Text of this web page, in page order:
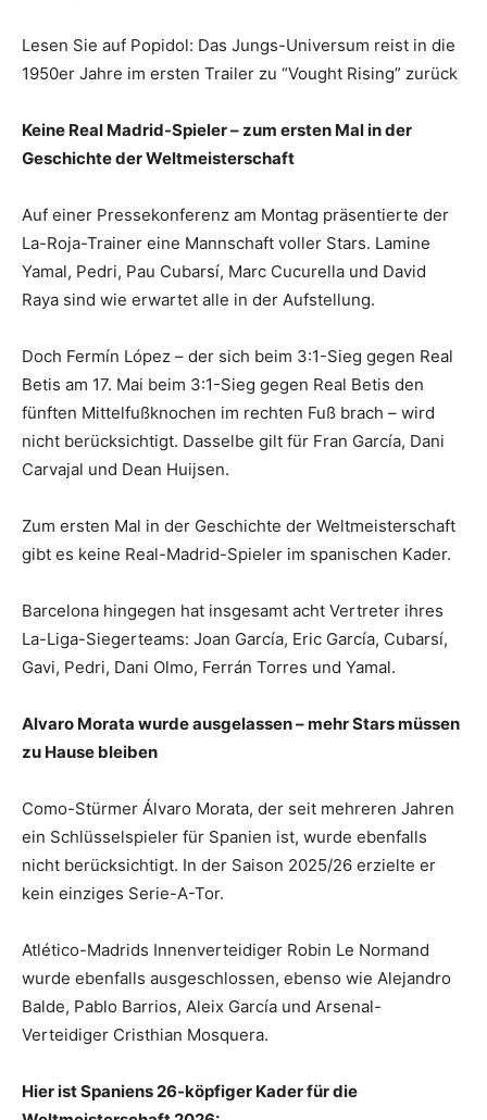
Lesen Sie auf Popidol: Das Jungs-Universum reist in die
1950er Jahre im ersten Trailer zu “Vought Rising” zurück
Keine Real Madrid-Spieler – zum ersten Mal in der
Geschichte der Weltmeisterschaft
Auf einer Pressekonferenz am Montag präsentierte der
La-Roja-Trainer eine Mannschaft voller Stars. Lamine
Yamal, Pedri, Pau Cubarsí, Marc Cucurella und David
Raya sind wie erwartet alle in der Aufstellung.
Doch Fermín López – der sich beim 3:1-Sieg gegen Real
Betis am 17. Mai beim 3:1-Sieg gegen Real Betis den
fünften Mittelfußknochen im rechten Fuß brach – wird
nicht berücksichtigt. Dasselbe gilt für Fran García, Dani
Carvajal und Dean Huijsen.
Zum ersten Mal in der Geschichte der Weltmeisterschaft
gibt es keine Real-Madrid-Spieler im spanischen Kader.
Barcelona hingegen hat insgesamt acht Vertreter ihres
La-Liga-Siegerteams: Joan García, Eric García, Cubarsí,
Gavi, Pedri, Dani Olmo, Ferrán Torres und Yamal.
Alvaro Morata wurde ausgelassen – mehr Stars müssen
zu Hause bleiben
Como-Stürmer Álvaro Morata, der seit mehreren Jahren
ein Schlüsselspieler für Spanien ist, wurde ebenfalls
nicht berücksichtigt. In der Saison 2025/26 erzielte er
kein einziges Serie-A-Tor.
Atlético-Madrids Innenverteidiger Robin Le Normand
wurde ebenfalls ausgeschlossen, ebenso wie Alejandro
Balde, Pablo Barrios, Aleix García und Arsenal-
Verteidiger Cristhian Mosquera.
Hier ist Spaniens 26-köpfiger Kader für die